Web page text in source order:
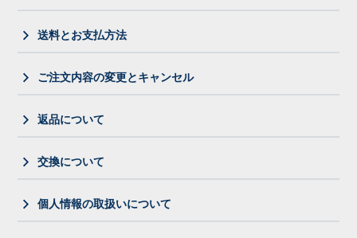
送料とお支払方法
ご注文内容の変更とキャンセル
返品について
交換について
個人情報の取扱いについて